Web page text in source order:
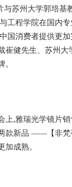
与苏州大学郭培基
工程学院在国内
国消费者提供更
崔健先生、苏州
。
上,雅瑞光学镜片
款新品 ——【非梵
加成熟。